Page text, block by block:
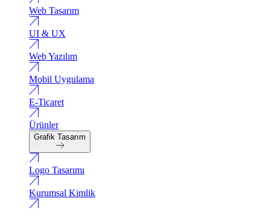
Web Tasarım
UI & UX
Web Yazılım
Mobil Uygulama
E-Ticaret
Ürünler
Grafik Tasarım
Logo Tasarımı
Kurumsal Kimlik